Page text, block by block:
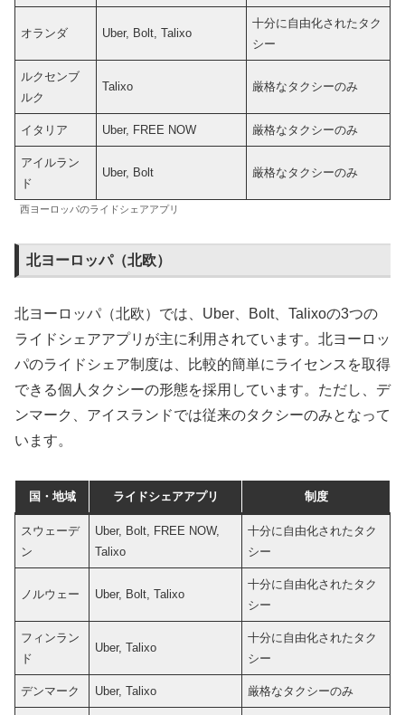
オランダ Uber, Bolt, Talixo
十分に自由化されたタク
シー
ルクセンブ
ルク
Talixo 厳格なタクシーのみ
イタリア Uber, FREE NOW 厳格なタクシーのみ
アイルラン
ド
Uber, Bolt 厳格なタクシーのみ
西ヨーロッパのライドシェアアプリ
北ヨーロッパ（北欧）
北ヨーロッパ（北欧）では、Uber、Bolt、Talixoの3つの
ライドシェアアプリが主に利用されています。北ヨーロッ
パのライドシェア制度は、比較的簡単にライセンスを取得
できる個人タクシーの形態を採用しています。ただし、デ
ンマーク、アイスランドでは従来のタクシーのみとなって
います。
国・地域 ライドシェアアプリ 制度
スウェーデ
ン
Uber, Bolt, FREE NOW,
Talixo
十分に自由化されたタク
シー
ノルウェー Uber, Bolt, Talixo
十分に自由化されたタク
シー
フィンラン
ド
Uber, Talixo
十分に自由化されたタク
シー
デンマーク Uber, Talixo 厳格なタクシーのみ